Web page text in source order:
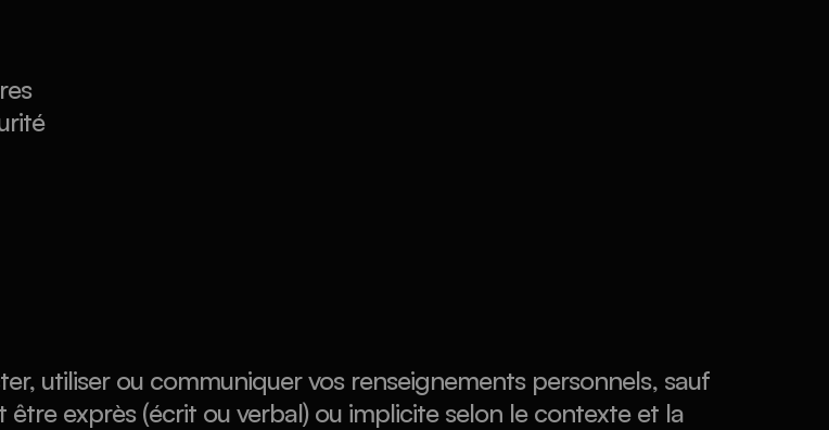
utiliser ou communiquer vos renseignements personnels, sauf
exprès (écrit ou verbal) ou implicite selon le contexte et la